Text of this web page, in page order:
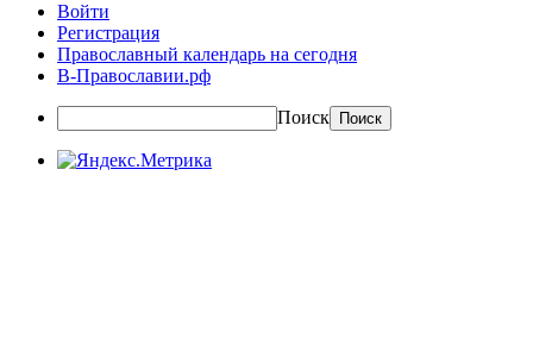
Войти
Регистрация
Православный календарь на сегодня
В-Православии.рф
Поиск